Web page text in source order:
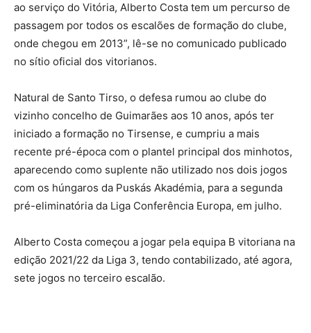
ao serviço do Vitória, Alberto Costa tem um percurso de
passagem por todos os escalões de formação do clube,
onde chegou em 2013”, lê-se no comunicado publicado
no sítio oficial dos vitorianos.
Natural de Santo Tirso, o defesa rumou ao clube do
vizinho concelho de Guimarães aos 10 anos, após ter
iniciado a formação no Tirsense, e cumpriu a mais
recente pré-época com o plantel principal dos minhotos,
aparecendo como suplente não utilizado nos dois jogos
com os húngaros da Puskás Akadémia, para a segunda
pré-eliminatória da Liga Conferência Europa, em julho.
Alberto Costa começou a jogar pela equipa B vitoriana na
edição 2021/22 da Liga 3, tendo contabilizado, até agora,
sete jogos no terceiro escalão.